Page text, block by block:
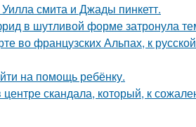
смита и Джады пинкетт.
в шутливой форме затронула
во французских Альпах, к
на помощь ребёнку.
скандала, который, к